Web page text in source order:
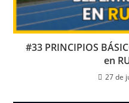
#33 PRINCIPIOS
en
27 de